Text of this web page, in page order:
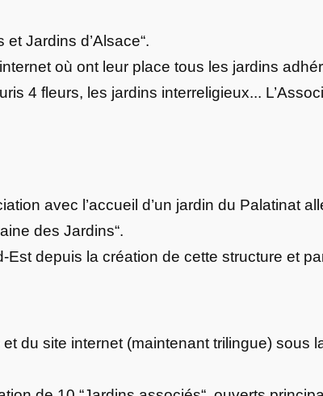
et Jardins d’Alsace“.
où ont leur place tous les jardins
4 fleurs, les jardins interreligieux...
avec l’accueil d’un jardin du Palatinat
des Jardins“.
Est depuis la création de cette structure et
du site internet (maintenant trilingue) sous